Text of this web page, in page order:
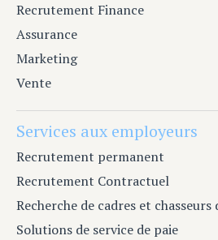
Recrutement Finance
Assurance
Marketing
Vente
Services aux employeurs
Recrutement permanent
Recrutement Contractuel
Recherche de cadres et chasseurs
Solutions de service de paie